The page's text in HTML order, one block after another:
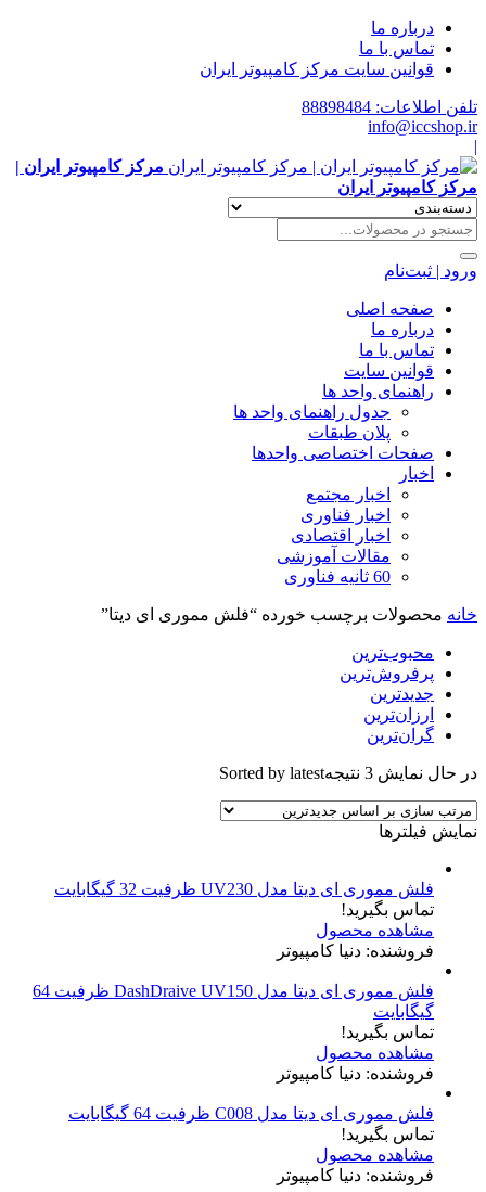
درباره ما
تماس با ما
قوانین سایت مرکز کامپیوتر ایران
تلفن اطلاعات: 88898484
info@iccshop.ir
|
مرکز کامپیوتر ایران |
مرکز کامپیوتر ایران
ورود | ثبت‌نام
صفحه اصلی
درباره ما
تماس با ما
قوانین سایت
راهنمای واحد ها
جدول راهنمای واحد ها
پلان طبقات
صفحات اختصاصی واحدها
اخبار
اخبار مجتمع
اخبار فناوری
اخبار اقتصادی
مقالات آموزشی
60 ثانیه فناوری
خانه محصولات برچسب خورده “فلش مموری ای دیتا”
محبوب‌ترین
پرفروش‌ترین
جدیدترین
ارزان‌ترین
گران‌ترین
در حال نمایش 3 نتیجه Sorted by latest
نمایش فیلترها
فلش مموری ای دیتا مدل UV230 ظرفیت 32 گیگابایت
تماس بگیرید!
مشاهده محصول
فروشنده: دنیا کامپیوتر
فلش مموری ای دیتا مدل DashDraive UV150 ظرفیت 64
گیگابایت
تماس بگیرید!
مشاهده محصول
فروشنده: دنیا کامپیوتر
فلش مموری ای دیتا مدل C008 ظرفیت 64 گیگابایت
تماس بگیرید!
مشاهده محصول
فروشنده: دنیا کامپیوتر